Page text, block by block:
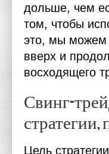
дольше, чем
том, чтобы
это, мы можем
вверх и
восходящего
Свинг-
Цель